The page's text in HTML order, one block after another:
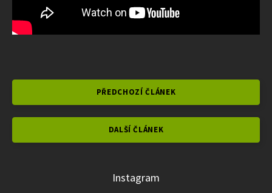
PŘEDCHOZÍ ČLÁNEK
DALŠÍ ČLÁNEK
Instagram